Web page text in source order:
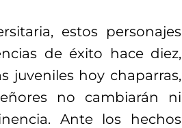
estos personajes
de éxito hace diez,
juveniles hoy chaparras,
no cambiarán ni
Ante los hechos